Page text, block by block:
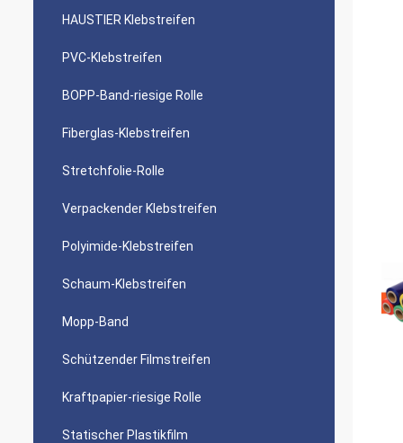
HAUSTIER Klebstreifen
PVC-Klebstreifen
BOPP-Band-riesige Rolle
Fiberglas-Klebstreifen
Stretchfolie-Rolle
Verpackender Klebstreifen
Polyimide-Klebstreifen
Schaum-Klebstreifen
Mopp-Band
Schützender Filmstreifen
Kraftpapier-riesige Rolle
Statischer Plastikfilm